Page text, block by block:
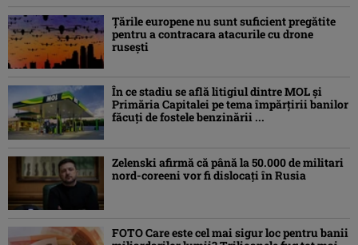
Ţările europene nu sunt suficient pregătite
pentru a contracara atacurile cu drone
ruseşti
În ce stadiu se află litigiul dintre MOL și
Primăria Capitalei pe tema împărțirii banilor
făcuți de fostele benzinării ...
Zelenski afirmă că până la 50.000 de militari
nord-coreeni vor fi dislocaţi în Rusia
FOTO Care este cel mai sigur loc pentru banii